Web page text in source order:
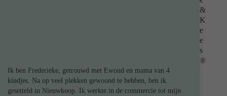
&
K
e
e
s
®
Ik ben Frederieke, getrouwd met Ewoud en mama van 4
kindjes. Na op veel plekken gewoond te hebben, ben ik
gesetteld in Nieuwkoop. Ik werkte in de commercie tot mijn